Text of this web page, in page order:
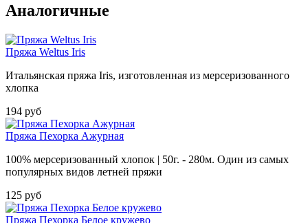
Аналогичные
Пряжа Weltus Iris
Итальянская пряжа Iris, изготовленная из мерсеризованного
хлопка
194 руб
Пряжа Пехорка Ажурная
100% мерсеризованный хлопок | 50г. - 280м. Один из самых
популярных видов летней пряжи
125 руб
Пряжа Пехорка Белое кружево